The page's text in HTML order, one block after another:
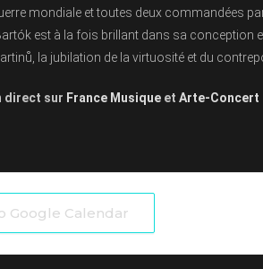
mondiale et toutes deux commandées
est à la fois brillant dans sa
la jubilation de la virtuosité et du
direct sur France Musique et Arte-Concert
Google Calendar